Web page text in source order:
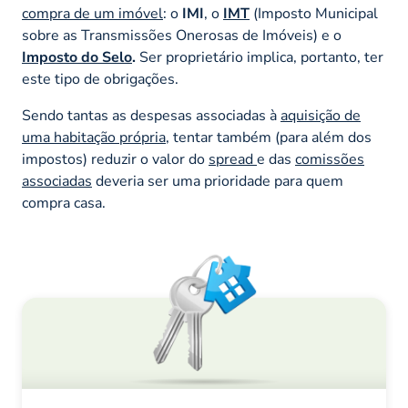
compra de um imóvel: o IMI, o IMT (Imposto Municipal
sobre as Transmissões Onerosas de Imóveis) e o
Imposto do Selo. Ser proprietário implica, portanto, ter
este tipo de obrigações.
Sendo tantas as despesas associadas à aquisição de
uma habitação própria, tentar também (para além dos
impostos) reduzir o valor do spreade das comissões
associadas deveria ser uma prioridade para quem
compra casa.